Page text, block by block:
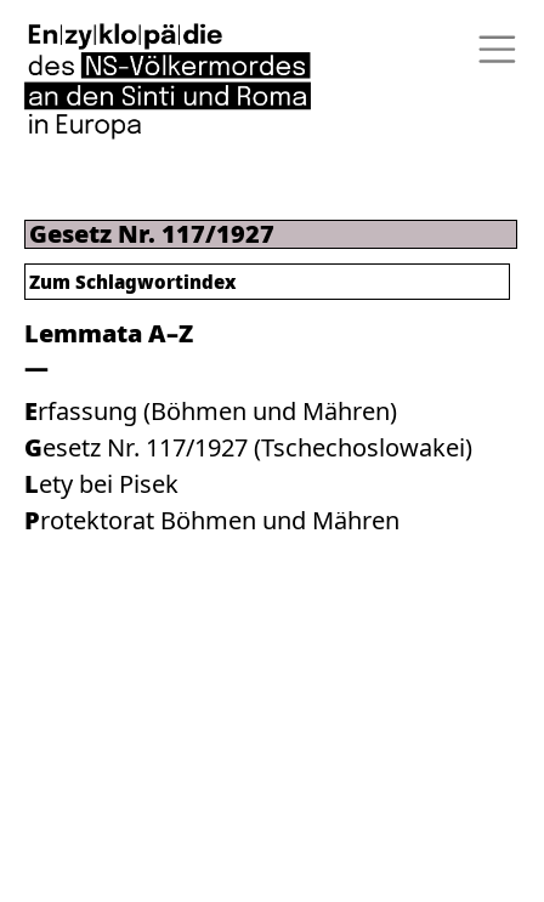
Gesetz Nr. 117/1927
Lemmata A–Z
Erfassung (Böhmen und Mähren)
Gesetz Nr. 117/1927 (Tschechoslowakei)
Lety bei Pisek
Protektorat Böhmen und Mähren
Zum Schlagwortindex